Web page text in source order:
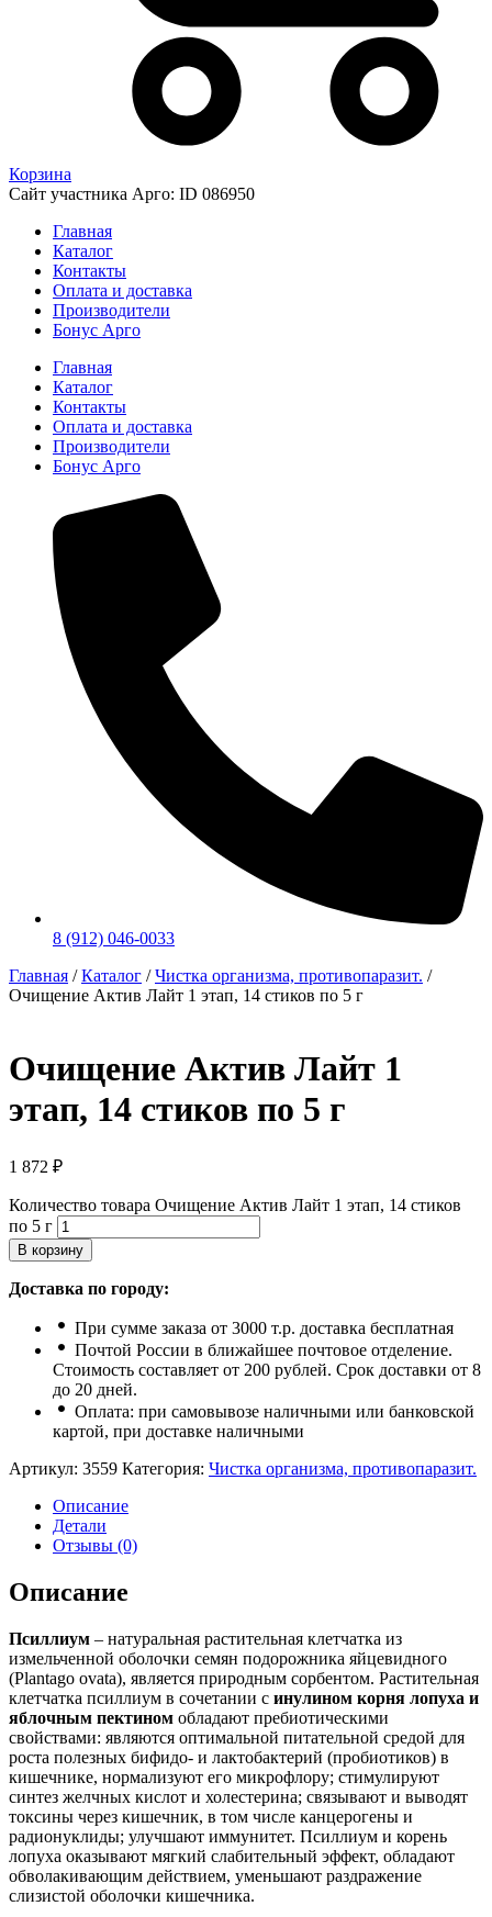
Корзина
Сайт участника Арго: ID 086950
Главная
Каталог
Контакты
Оплата и доставка
Производители
Бонус Арго
Главная
Каталог
Контакты
Оплата и доставка
Производители
Бонус Арго
8 (912) 046-0033
Главная / Каталог / Чистка организма, противопаразит. /
Очищение Актив Лайт 1 этап, 14 стиков по 5 г
Очищение Актив Лайт 1
этап, 14 стиков по 5 г
1 872 ₽
Количество товара Очищение Актив Лайт 1 этап, 14 стиков
по 5 г
В корзину
Доставка по городу:
При сумме заказа от 3000 т.р. доставка бесплатная
Почтой России в ближайшее почтовое отделение.
Стоимость составляет от 200 рублей. Срок доставки от 8
до 20 дней.
Оплата: при самовывозе наличными или банковской
картой, при доставке наличными
Артикул: 3559 Категория: Чистка организма, противопаразит.
Описание
Детали
Отзывы (0)
Описание
Псиллиум – натуральная растительная клетчатка из
измельченной оболочки семян подорожника яйцевидного
(Plantago ovata), является природным сорбентом. Растительная
клетчатка псиллиум в сочетании с инулином корня лопуха и
яблочным пектином обладают пребиотическими
свойствами: являются оптимальной питательной средой для
роста полезных бифидо- и лактобактерий (пробиотиков) в
кишечнике, нормализуют его микрофлору; стимулируют
синтез желчных кислот и холестерина; связывают и выводят
токсины через кишечник, в том числе канцерогены и
радионуклиды; улучшают иммунитет. Псиллиум и корень
лопуха оказывают мягкий слабительный эффект, обладают
обволакивающим действием, уменьшают раздражение
слизистой оболочки кишечника.